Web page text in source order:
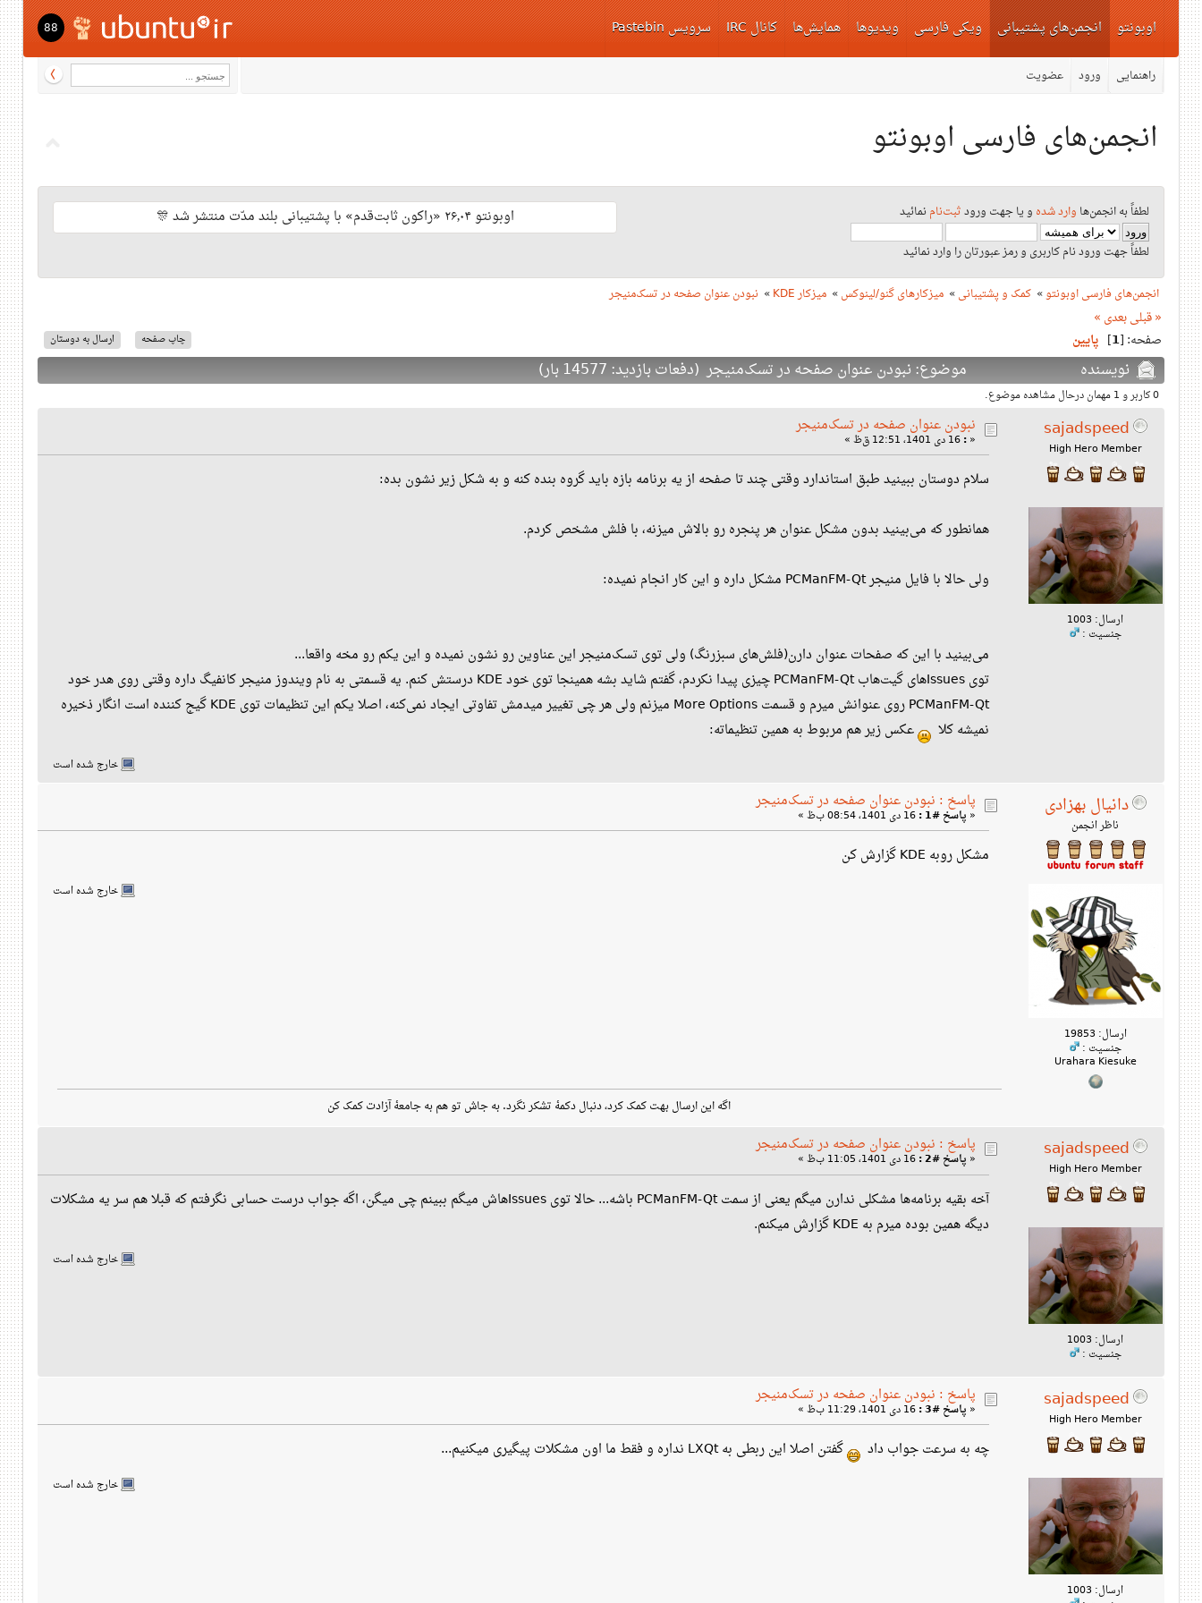
اوبونتو انجمن‌های پشتیبانی
راهنمایی ورود عضویت
ویکی فارسی ویدیوها همایش‌ها کانال IRC سرویس Pastebin 88
انجمن‌های فارسی اوبونتو
لطفاً به انجمن‌ها وارد شده و یا جهت ورودثبت‌نامنمائید
لطفاً جهت ورود نام کاربری و رمز عبورتان را وارد نمائید
اوبونتو ۲۶٫۰۴ «راکون ثابت‌قدم» با پشتیبانی بلند مدّت منتشر شد 🎊
انجمن‌های فارسی اوبونتو» کمک و پشتیبانی» میزکارهای گنو/لینوکس» میزکار KDE » نبودن عنوان صفحه در تسک‌منیجر
« قبلیبعدی »
ارسال به دوستان چاپ صفحه صفحه: [1
] پایین
نویسنده موضوع: نبودن عنوان صفحه در تسک‌منیجر (دفعات بازدید: 14577 بار)
0 کاربر و 1 مهمان درحال مشاهده موضوع.
sajadspeed
High Hero Member
ارسال: 1003
جنسیت :
نبودن عنوان صفحه در تسک‌منیجر
«
:
سلام دوستان ببینید طبق استاندارد وقتی چند تا صفحه از یه برنامه بازه باید گروه بنده کنه و به شکل زیر نشون بده:
همانطور که می‌بینید بدون مشکل عنوان هر پنجره رو بالاش میزنه، با فلش مشخص کردم.
ولی حالا با فایل منیجر PCManFM-Qt مشکل داره و این کار انجام نمیده:
می‌بینید با این که صفحات عنوان دارن(فلش‌های سبزرنگ) ولی توی تسک‌منیجر این عناوین رو نشون نمیده و این یکم رو مخه واقعا...
توی Issuesهای گیت‌هاب PCManFM-Qt چیزی پیدا نکردم، گفتم شاید بشه همینجا توی خود KDE درستش کنم. یه قسمتی به نام ویندوز منیجر کانفیگ داره وقتی روی هدر خود
PCManFM-Qt روی عنوانش میرم و قسمت More Options میزنم ولی هر چی تغییر میدمش تفاوتی ایجاد نمی‌کنه، اصلا یکم این تنظیمات توی KDE گیج کننده است انگار ذخیره
نمیشه کلا
عکس زیر هم مربوط به همین تنظیماته:
خارج شده است
دانیال بهزادی
ناظر انجمن
ارسال: 19853
جنسیت :
Urahara Kiesuke
پاسخ : نبودن عنوان صفحه در تسک‌منیجر
« پاسخ #1 :
مشکل رو‌به KDE گزارش کن
خارج شده است
اگه این ارسال بهت کمک کرد، دنبال دکمهٔ تشکر نگرد. به جاش تو هم به جامعهٔ آزادت کمک کن
sajadspeed
High Hero Member
ارسال: 1003
جنسیت :
پاسخ : نبودن عنوان صفحه در تسک‌منیجر
« پاسخ #2 :
آخه بقیه برنامه‌ها مشکلی ندارن میگم یعنی از سمت PCManFM-Qt باشه... حالا توی Issuesهاش میگم ببینم چی میگن، اگه جواب درست حسابی نگرفتم که قبلا هم سر یه مشکلات
دیگه همین بوده میرم به KDE گزارش میکنم.
خارج شده است
sajadspeed
High Hero Member
ارسال: 1003
پاسخ : نبودن عنوان صفحه در تسک‌منیجر
« پاسخ #3 :
چه به سرعت جواب داد گفتن اصلا این ربطی به LXQt نداره و فقط ما اون مشکلات پیگیری میکنیم...
خارج شده است